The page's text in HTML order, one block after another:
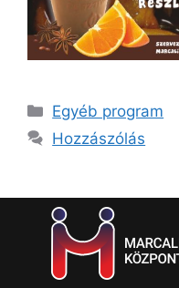
Egyéb program
Hozzászólás